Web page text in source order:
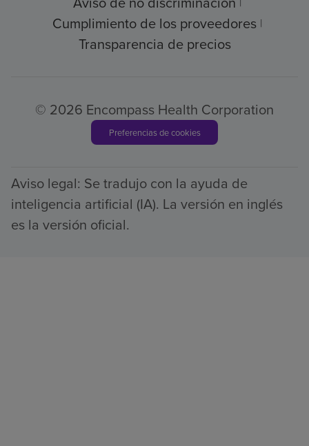
Cumplimiento de los proveedores
Transparencia de precios
© 2026 Encompass Health Corporation
Preferencias de cookies
Aviso legal: Se tradujo con la ayuda de
inteligencia artificial (IA). La versión en inglés
es la versión oficial.